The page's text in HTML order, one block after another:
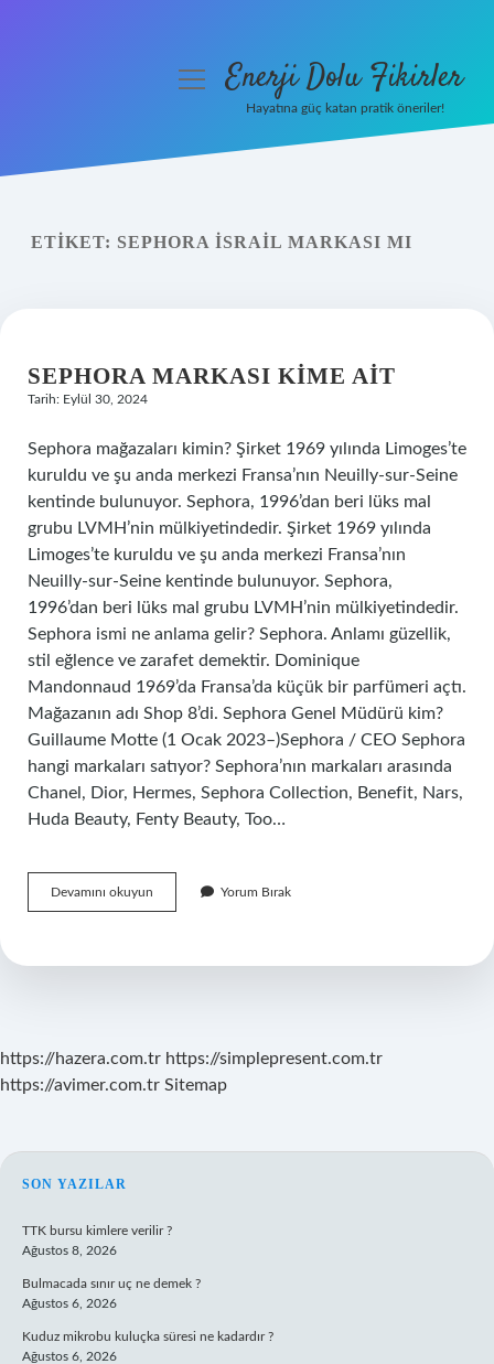
Yasal Uyarı
menüyüEnerji Dolu Fikirler
Hayatına güç katan pratik öneriler!
ETIKET: SEPHORA İSRAIL MARKASI MI
SEPHORA MARKASI KIME AIT
Tarih: Eylül 30, 2024
Sephora mağazaları kimin? Şirket 1969 yılında Limoges’te
kuruldu ve şu anda merkezi Fransa’nın Neuilly-sur-Seine
kentinde bulunuyor. Sephora, 1996’dan beri lüks mal
grubu LVMH’nin mülkiyetindedir. Şirket 1969 yılında
Limoges’te kuruldu ve şu anda merkezi Fransa’nın
Neuilly-sur-Seine kentinde bulunuyor. Sephora,
1996’dan beri lüks mal grubu LVMH’nin mülkiyetindedir.
Sephora ismi ne anlama gelir? Sephora. Anlamı güzellik,
stil eğlence ve zarafet demektir. Dominique
Mandonnaud 1969’da Fransa’da küçük bir parfümeri açtı.
Mağazanın adı Shop 8’di. Sephora Genel Müdürü kim?
Guillaume Motte (1 Ocak 2023–)Sephora / CEO Sephora
hangi markaları satıyor? Sephora’nın markaları arasında
Chanel, Dior, Hermes, Sephora Collection, Benefit, Nars,
Huda Beauty, Fenty Beauty, Too…
Devamını okuyun
Markası
Yorum Bırak
https://hazera.com.tr https://simplepresent.com.tr
https://avimer.com.tr Sitemap
SIDEBAR
SON YAZILAR
TTK bursu kimlere verilir ?
Ağustos 8, 2026
Bulmacada sınır uç ne demek ?
Ağustos 6, 2026
Kuduz mikrobu kuluçka süresi ne kadardır ?
Ağustos 6, 2026